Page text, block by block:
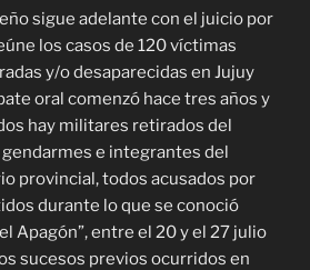
sigue adelante con el juicio por
los casos de 120 víctimas
y/o desaparecidas en Jujuy
oral comenzó hace tres años y
hay militares retirados del
e integrantes del
provincial, todos acusados por
durante lo que se conoció
Apagón”, entre el 20 y el 27 julio
sucesos previos ocurridos en